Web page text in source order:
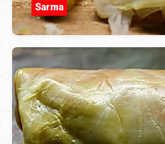
Sarma